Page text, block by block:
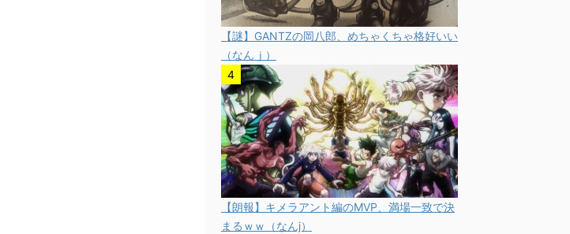
【謎】GANTZの岡八郎、めちゃくちゃ格好いい
（なんｊ）
【朗報】キメラアント編のMVP、満場一致で決
まるｗｗ（なんj）